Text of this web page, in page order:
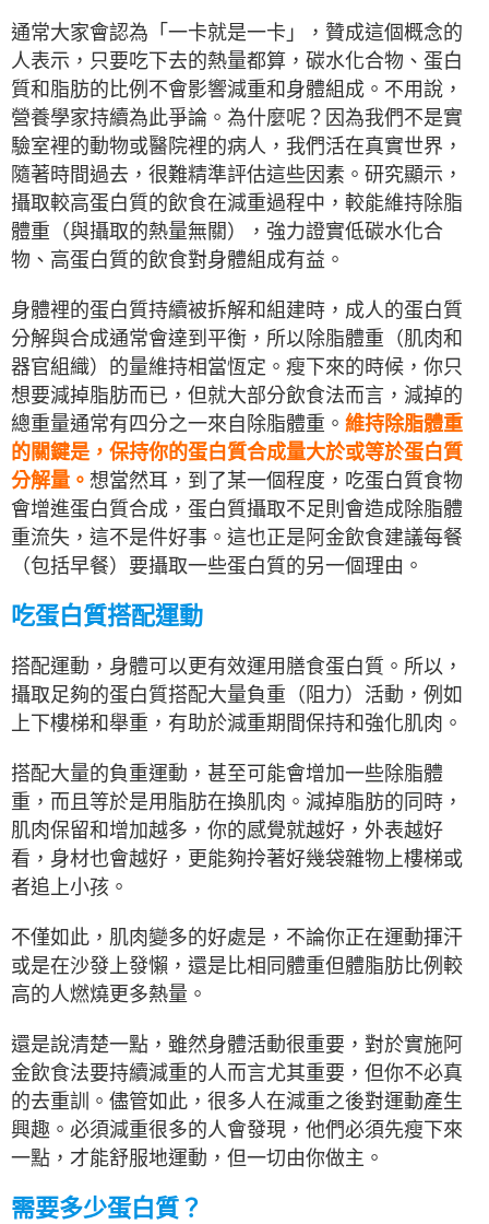
通常大家會認為「一卡就是一卡」，贊成這個概念的
人表示，只要吃下去的熱量都算，碳水化合物、蛋白
質和脂肪的比例不會影響減重和身體組成。不用說，
營養學家持續為此爭論。為什麼呢？因為我們不是實
驗室裡的動物或醫院裡的病人，我們活在真實世界，
隨著時間過去，很難精準評估這些因素。研究顯示，
攝取較高蛋白質的飲食在減重過程中，較能維持除脂
體重（與攝取的熱量無關），強力證實低碳水化合
物、高蛋白質的飲食對身體組成有益。
身體裡的蛋白質持續被拆解和組建時，成人的蛋白質
分解與合成通常會達到平衡，所以除脂體重（肌肉和
器官組織）的量維持相當恆定。瘦下來的時候，你只
想要減掉脂肪而已，但就大部分飲食法而言，減掉的
總重量通常有四分之一來自除脂體重。 維持除脂體重
的關鍵是，保持你的蛋白質合成量大於或等於蛋白質
分解量。 想當然耳，到了某一個程度，吃蛋白質食物
會增進蛋白質合成，蛋白質攝取不足則會造成除脂體
重流失，這不是件好事。這也正是阿金飲食建議每餐
（包括早餐）要攝取一些蛋白質的另一個理由。
吃蛋白質搭配運動
搭配運動，身體可以更有效運用膳食蛋白質。所以，
攝取足夠的蛋白質搭配大量負重（阻力）活動，例如
上下樓梯和舉重，有助於減重期間保持和強化肌肉。
搭配大量的負重運動，甚至可能會增加一些除脂體
重，而且等於是用脂肪在換肌肉。減掉脂肪的同時，
肌肉保留和增加越多，你的感覺就越好，外表越好
看，身材也會越好，更能夠拎著好幾袋雜物上樓梯或
者追上小孩。
不僅如此，肌肉變多的好處是，不論你正在運動揮汗
或是在沙發上發懶，還是比相同體重但體脂肪比例較
高的人燃燒更多熱量。
還是說清楚一點，雖然身體活動很重要，對於實施阿
金飲食法要持續減重的人而言尤其重要，但你不必真
的去重訓。儘管如此，很多人在減重之後對運動產生
興趣。必須減重很多的人會發現，他們必須先瘦下來
一點，才能舒服地運動，但一切由你做主。
需要多少蛋白質？